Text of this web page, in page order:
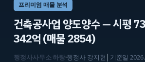
프리미엄 매물 분석
건축공사업 양도양수 — 시평
342억 (매물 2854)
행정사사무소 하랑·행정사 강지현 기준일